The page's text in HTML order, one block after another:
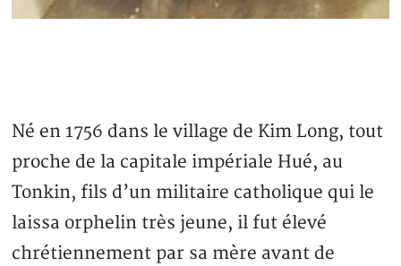
Né en 1756 dans le village de Kim Long, tout
proche de la capitale impériale Hué, au
Tonkin, fils d’un militaire catholique qui le
laissa orphelin très jeune, il fut élevé
chrétiennement par sa mère avant de